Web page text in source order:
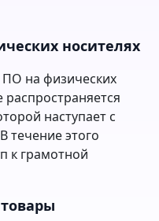
носителях
на физических
наступает с
течение этого
к грамотной